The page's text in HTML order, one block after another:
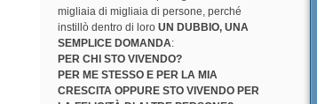
migliaia di migliaia di persone, perché
instillò dentro di loro UN DUBBIO, UNA
SEMPLICE DOMANDA:
PER CHI STO VIVENDO?
PER ME STESSO E PER LA MIA
CRESCITA OPPURE STO VIVENDO PER